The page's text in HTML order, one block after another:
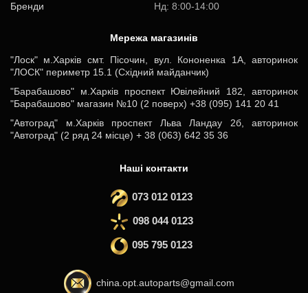
Бренди
Нд: 8:00-14:00
Мережа магазинів
"Лоск" м.Харків смт. Пісочин, вул. Кононенка 1А, авторинок
"ЛОСК" периметр 15.1 (Східний майданчик)
"Барабашово" м.Харків проспект Ювілейний 182, авторинок
"Барабашово" магазин №10 (2 поверх) +38 (095) 141 20 41
"Автоград" м.Харків проспект Льва Ландау 2б, авторинок
"Автоград" (2 ряд 24 місце) + 38 (063) 642 35 36
Наші контакти
073 012 0123
098 044 0123
095 795 0123
china.opt.autoparts@gmail.com